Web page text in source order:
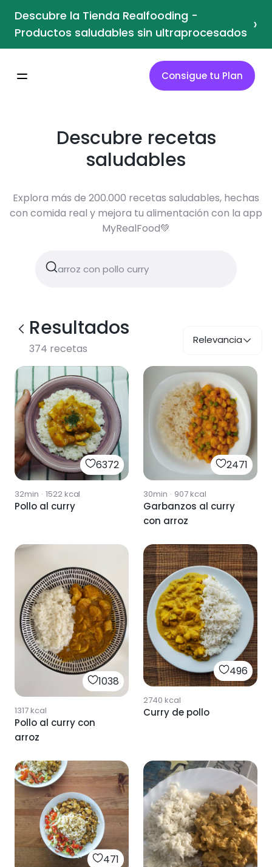
Descubre la Tienda Realfooding -
Productos saludables sin ultraprocesados ›
Consigue tu Plan
Descubre recetas
saludables
Explora más de 200.000 recetas saludables, hechas
con comida real y mejora tu alimentación con la app
MyRealFood💚
Resultados
374 recetas
Relevancia
6372
32min · 1522kcal
Pollo al curry
2471
30min · 907kcal
Garbanzos al curry
con arroz
1038
1317kcal
Pollo al curry con
arroz
496
2740 kcal
Curry de pollo
471